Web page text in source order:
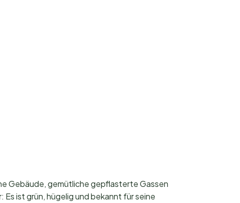
Gebäude, gemütliche gepflasterte Gassen
ist grün, hügelig und bekannt für seine